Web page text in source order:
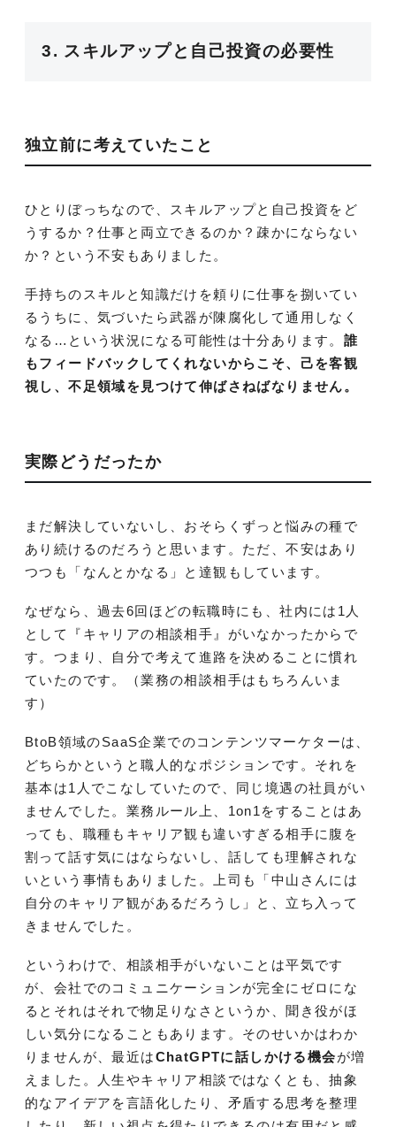
3. スキルアップと自己投資の必要性
独立前に考えていたこと
ひとりぼっちなので、スキルアップと自己投資をど
うするか？仕事と両立できるのか？疎かにならない
か？という不安もありました。
手持ちのスキルと知識だけを頼りに仕事を捌いてい
るうちに、気づいたら武器が陳腐化して通用しなく
なる…という状況になる可能性は十分あります。 誰
もフィードバックしてくれないからこそ、己を客観
視し、不足領域を見つけて伸ばさねばなりません。
実際どうだったか
まだ解決していないし、おそらくずっと悩みの種で
あり続けるのだろうと思います。ただ、不安はあり
つつも「なんとかなる」と達観もしています。
なぜなら、過去6回ほどの転職時にも、社内には1人
として『キャリアの相談相手』がいなかったからで
す。つまり、自分で考えて進路を決めることに慣れ
ていたのです。（業務の相談相手はもちろんいま
す）
BtoB領域のSaaS企業でのコンテンツマーケターは、
どちらかというと職人的なポジションです。それを
基本は1人でこなしていたので、同じ境遇の社員がい
ませんでした。業務ルール上、1on1をすることはあ
っても、職種もキャリア観も違いすぎる相手に腹を
割って話す気にはならないし、話しても理解されな
いという事情もありました。上司も「中山さんには
自分のキャリア観があるだろうし」と、立ち入って
きませんでした。
というわけで、相談相手がいないことは平気です
が、会社でのコミュニケーションが完全にゼロにな
るとそれはそれで物足りなさというか、聞き役がほ
しい気分になることもあります。そのせいかはわか
りませんが、最近はChatGPTに話しかける機会が増
えました。人生やキャリア相談ではなくとも、抽象
的なアイデアを言語化したり、矛盾する思考を整理